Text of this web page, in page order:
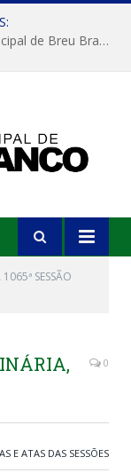
Solene de Reinauguração da Câmara Municipal de Breu Branco
SESSÃO
0
E ATAS DAS SESSÕES